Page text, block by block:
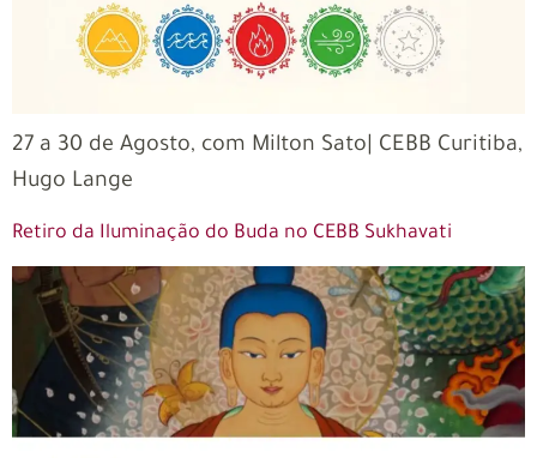
27 a 30 de Agosto, com Milton Sato| CEBB Curitiba,
Hugo Lange
Retiro da Iluminação do Buda no CEBB Sukhavati